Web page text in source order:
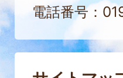
電話番号：